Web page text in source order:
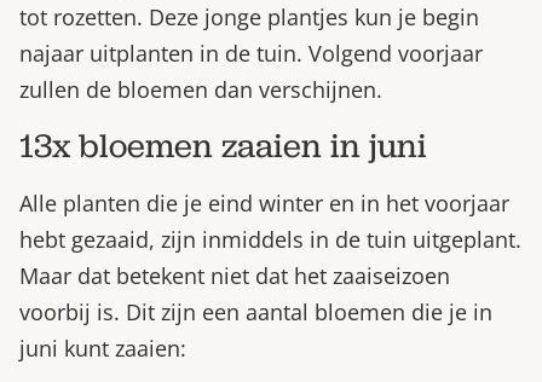
tot rozetten. Deze jonge plantjes kun je begin
najaar uitplanten in de tuin. Volgend voorjaar
zullen de bloemen dan verschijnen.
13x bloemen zaaien in juni
Alle planten die je eind winter en in het voorjaar
hebt gezaaid, zijn inmiddels in de tuin uitgeplant.
Maar dat betekent niet dat het zaaiseizoen
voorbij is. Dit zijn een aantal bloemen die je in
juni kunt zaaien: